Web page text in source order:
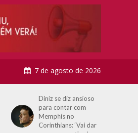
7 de agosto de 2026
Diniz se diz ansioso
para contar com
Memphis no
Corinthians: ‘Vai dar